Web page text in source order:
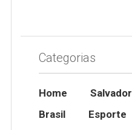
Categorias
Home Salvador
Brasil
Esporte